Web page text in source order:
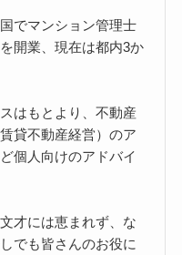
でマンション管理士
開業、現在は都内3か
はもとより、不動産
貸不動産経営）のア
個人向けのアドバイ
才には恵まれず、な
でも皆さんのお役に